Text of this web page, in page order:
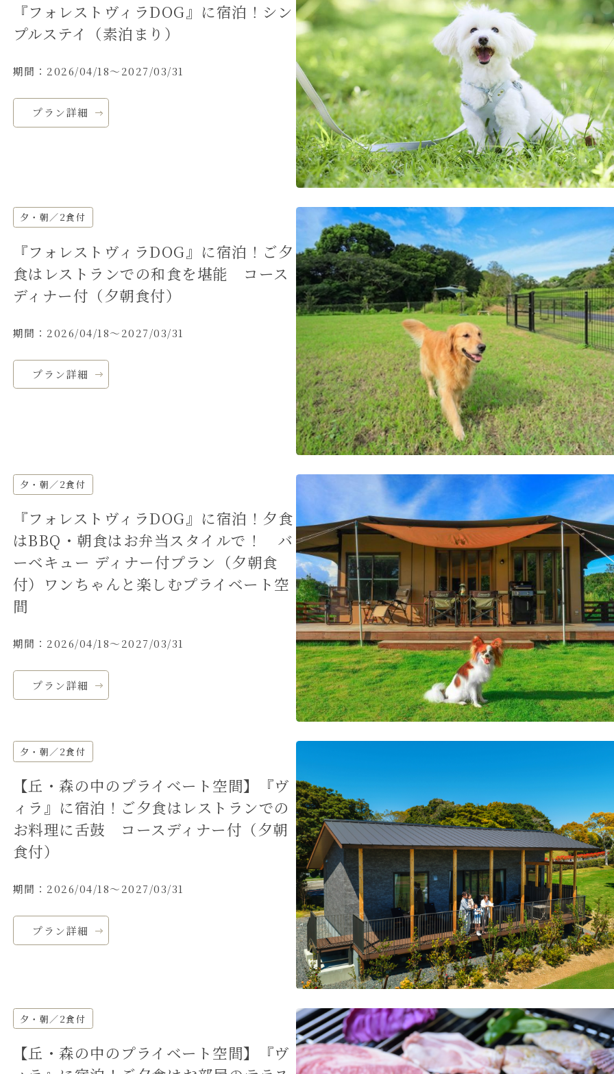
『フォレストヴィラDOG』に宿泊！シン
プルステイ（素泊まり）
期間：2026/04/18～2027/03/31
プラン詳細
夕・朝／2食付
『フォレストヴィラDOG』に宿泊！ご夕
食はレストランでの和食を堪能 コース
ディナー付（夕朝食付）
期間：2026/04/18～2027/03/31
プラン詳細
夕・朝／2食付
『フォレストヴィラDOG』に宿泊！夕食
はBBQ・朝食はお弁当スタイルで！ バ
ーベキュー ディナー付プラン（夕朝食
付）ワンちゃんと楽しむプライベート空
間
期間：2026/04/18～2027/03/31
プラン詳細
夕・朝／2食付
【丘・森の中のプライベート空間】『ヴ
ィラ』に宿泊！ご夕食はレストランでの
お料理に舌鼓 コースディナー付（夕朝
食付）
期間：2026/04/18～2027/03/31
プラン詳細
夕・朝／2食付
【丘・森の中のプライベート空間】『ヴ